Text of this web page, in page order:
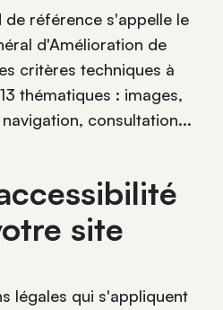
de référence s'appelle le
d'Amélioration de
critères techniques à
thématiques : images,
consultation...
site
légales qui s'appliquent